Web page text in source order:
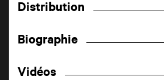
Distribution
Biographie
Vidéos